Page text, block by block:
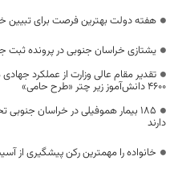
هفته دولت بهترین فرصت برای تبیین
یشتازی خراسان جنوبی در پرونده ثبت
تقدیر مقام عالی وزارت از عملکرد
۴۶۰۰ دانش‌آموز زیر چتر «طرح حامی»
۱۸۵ بیمار هموفیلی در خراسان
دارند
خانواده را مهمترین رکن پیشگیری از